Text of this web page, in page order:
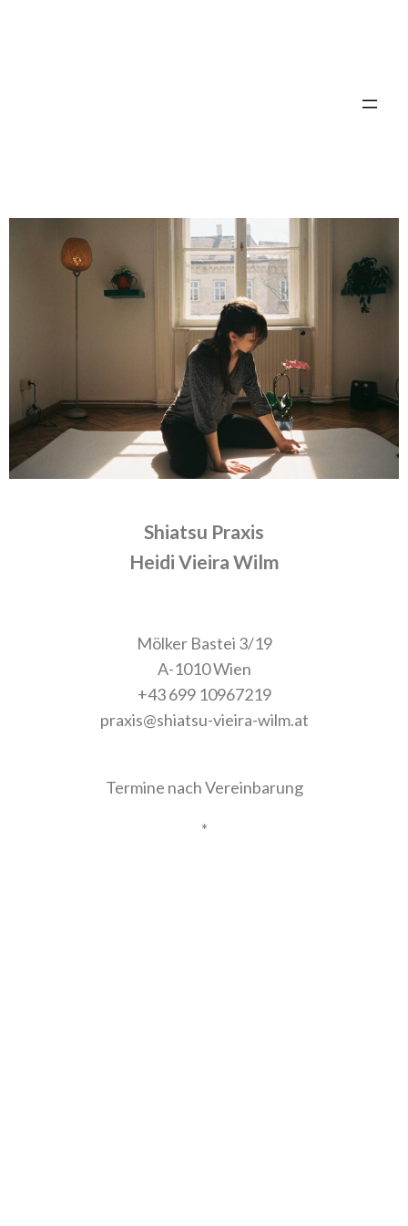
Shiatsu Praxis
Heidi Vieira Wilm
Mölker Bastei 3/19
A-1010 Wien
+43 699 10967219
praxis@shiatsu-vieira-wilm.at
Termine nach Vereinbarung
*